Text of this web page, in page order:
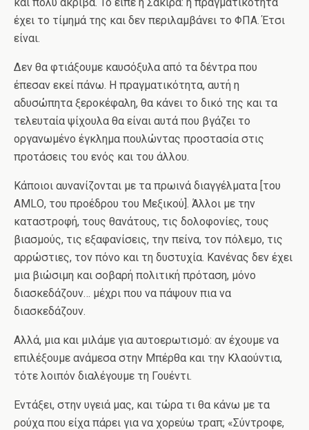
έχει το τίμημά της και δεν περιλαμβάνει το ΦΠΑ. Έτσι
είναι.
Δεν θα φτιάξουμε καυσόξυλα από τα δέντρα που
έπεσαν εκεί πάνω. Η πραγματικότητα, αυτή η
αδυσώπητα ξεροκέφαλη, θα κάνει το δικό της και τα
τελευταία ψίχουλα θα είναι αυτά που βγάζει το
οργανωμένο έγκλημα πουλώντας προστασία στις
προτάσεις του ενός και του άλλου.
Κάποιοι αυνανίζονται με τα πρωινά διαγγέλματα [του
ΑΜLΟ, του προέδρου του Μεξικού]. Άλλοι με την
καταστροφή, τους θανάτους, τις δολοφονίες, τους
βιασμούς, τις εξαφανίσεις, την πείνα, τον πόλεμο, τις
αρρώστιες, τον πόνο και τη δυστυχία. Κανένας δεν έχει
μια βιώσιμη και σοβαρή πολιτική πρόταση, μόνο
διασκεδάζουν… μέχρι που να πάψουν πια να
διασκεδάζουν.
Αλλά, μια και μιλάμε για αυτοερωτισμό: αν έχουμε να
επιλέξουμε ανάμεσα στην Μπέρθα και την Κλαούντια,
τότε λοιπόν διαλέγουμε τη Γουέντι.
Εντάξει, στην υγειά μας, και τώρα τι θα κάνω με τα
ρούχα που είχα πάρει για να χορεύω τραπ; «Σύντροφε,